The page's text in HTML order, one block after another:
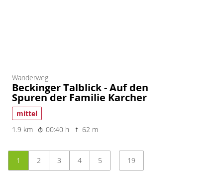
Wanderweg
Beckinger Talblick - Auf den
Spuren der Familie Karcher
mittel
1.9 km
00:40 h 62 m
1 2 3 4 5 19